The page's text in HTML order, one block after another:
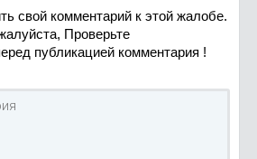
свой комментарий к этой жалобе.
Проверьте
публикацией комментария !